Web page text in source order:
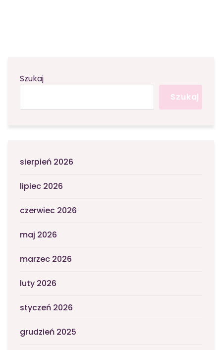
Szukaj
Szukaj
sierpień 2026
lipiec 2026
czerwiec 2026
maj 2026
marzec 2026
luty 2026
styczeń 2026
grudzień 2025